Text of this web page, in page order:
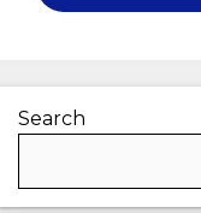
Search